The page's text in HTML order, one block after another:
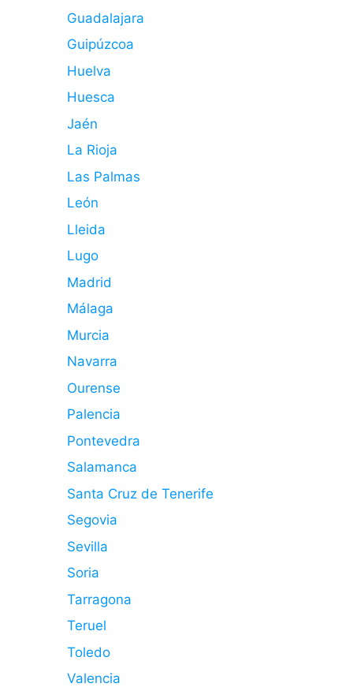
Guadalajara
Guipúzcoa
Huelva
Huesca
Jaén
La Rioja
Las Palmas
León
Lleida
Lugo
Madrid
Málaga
Murcia
Navarra
Ourense
Palencia
Pontevedra
Salamanca
Santa Cruz de Tenerife
Segovia
Sevilla
Soria
Tarragona
Teruel
Toledo
Valencia